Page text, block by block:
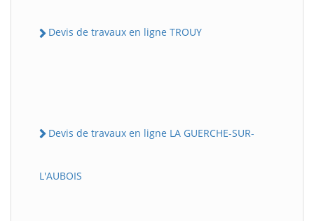
Devis de travaux en ligne TROUY
Devis de travaux en ligne LA GUERCHE-SUR-
L'AUBOIS